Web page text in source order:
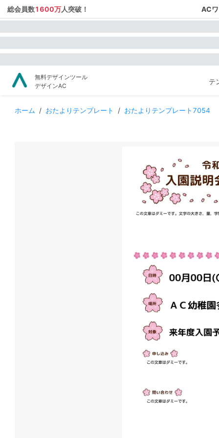
総会員数1600万人突破！ AC
無料デザインツール
デザインAC
テ
ホーム / おたよりテンプレート / おたよりテンプレート7054